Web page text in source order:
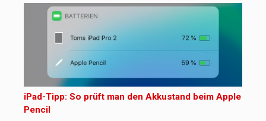
iPad-Tipp: So prüft man den Akkustand beim Apple
Pencil